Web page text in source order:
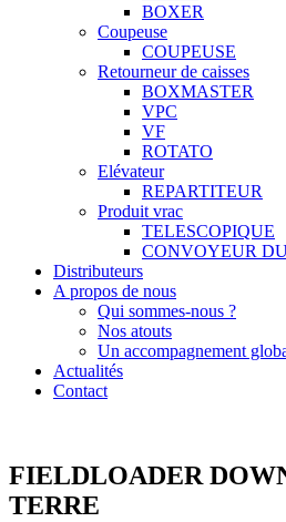
BOXER
Coupeuse
COUPEUSE
Retourneur de caisses
BOXMASTER
VPC
VF
ROTATO
Elévateur
REPARTITEUR
Produit vrac
TELESCOPIQUE
CONVOYEUR
Distributeurs
A propos de nous
Qui sommes-nous ?
Nos atouts
Un accompagnement
Actualités
Contact
FIELDLOADER
TERRE